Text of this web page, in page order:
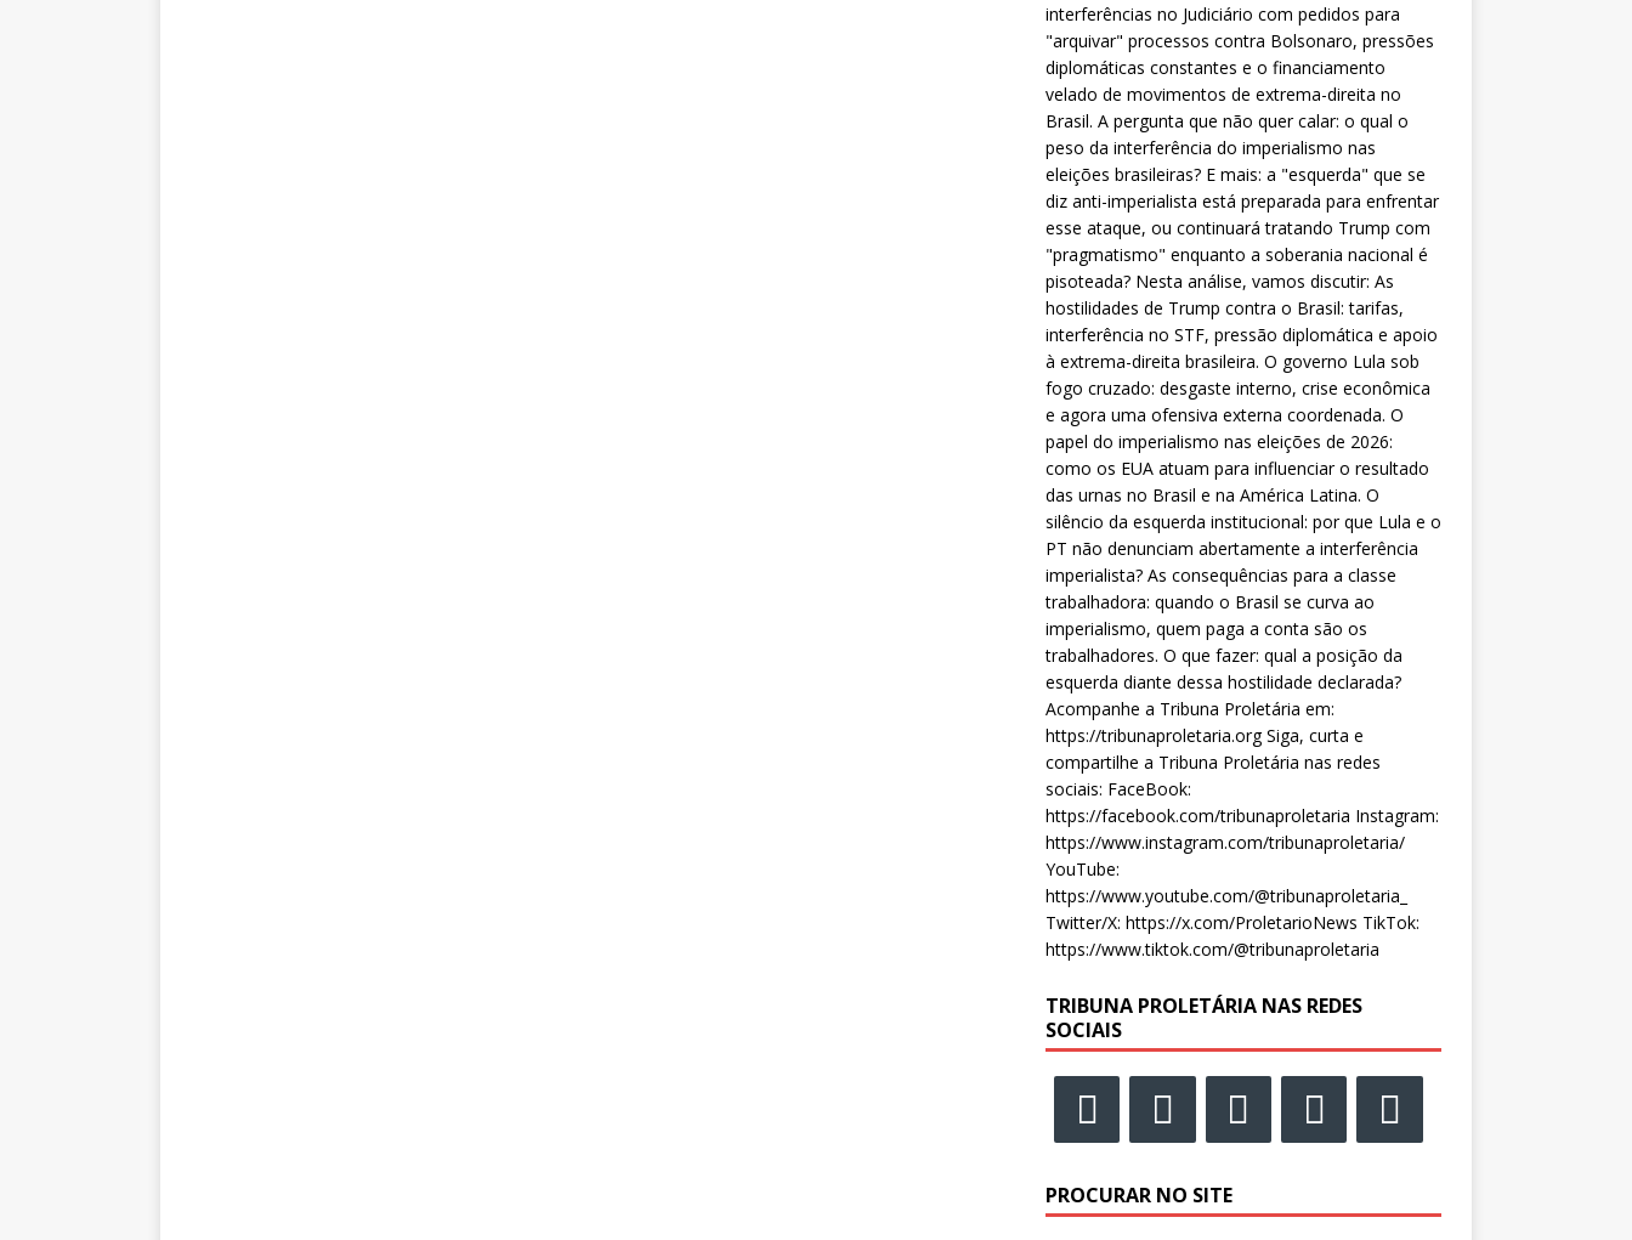
interferências no Judiciário com pedidos para
"arquivar" processos contra Bolsonaro, pressões
diplomáticas constantes e o financiamento
velado de movimentos de extrema-direita no
Brasil. A pergunta que não quer calar: o qual o
peso da interferência do imperialismo nas
eleições brasileiras? E mais: a "esquerda" que se
diz anti-imperialista está preparada para enfrentar
esse ataque, ou continuará tratando Trump com
"pragmatismo" enquanto a soberania nacional é
pisoteada? Nesta análise, vamos discutir: As
hostilidades de Trump contra o Brasil: tarifas,
interferência no STF, pressão diplomática e apoio
à extrema-direita brasileira. O governo Lula sob
fogo cruzado: desgaste interno, crise econômica
e agora uma ofensiva externa coordenada. O
papel do imperialismo nas eleições de 2026:
como os EUA atuam para influenciar o resultado
das urnas no Brasil e na América Latina. O
silêncio da esquerda institucional: por que Lula e o
PT não denunciam abertamente a interferência
imperialista? As consequências para a classe
trabalhadora: quando o Brasil se curva ao
imperialismo, quem paga a conta são os
trabalhadores. O que fazer: qual a posição da
esquerda diante dessa hostilidade declarada?
Acompanhe a Tribuna Proletária em:
https://tribunaproletaria.org Siga, curta e
compartilhe a Tribuna Proletária nas redes
sociais: FaceBook:
https://facebook.com/tribunaproletaria Instagram:
https://www.instagram.com/tribunaproletaria/
YouTube:
https://www.youtube.com/@tribunaproletaria_
Twitter/X: https://x.com/ProletarioNews TikTok:
https://www.tiktok.com/@tribunaproletaria
TRIBUNA PROLETÁRIA NAS REDES
SOCIAIS
PROCURAR NO SITE